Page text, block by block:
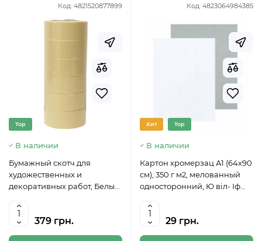
Код: 4821520877899
Top
В наличии
Бумажный скотч для
художественных и
декоративных работ, Белый,
379 грн.
Код: 4823064984385
Хит Top
В наличии
Картон хромерзац А1 (64х90
см), 350 г м2, мелованный
односторонний, Ю віл- Іф
29 грн.